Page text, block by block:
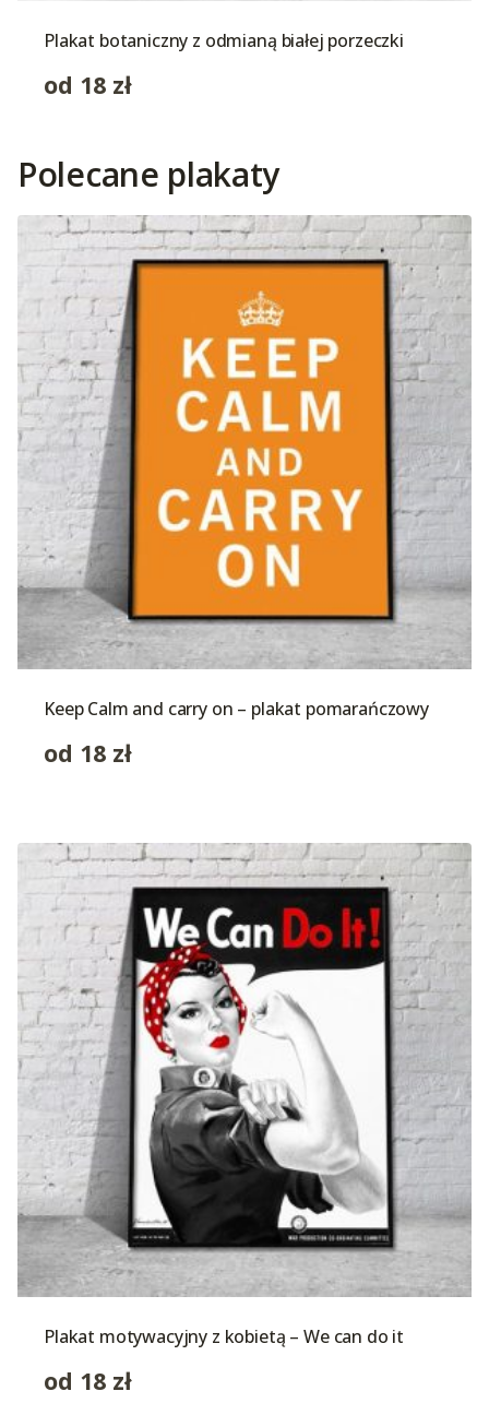
Plakat botaniczny z odmianą białej porzeczki
od 18 zł
Polecane plakaty
Keep Calm and carry on – plakat pomarańczowy
od 18 zł
Plakat motywacyjny z kobietą – We can do it
od 18 zł